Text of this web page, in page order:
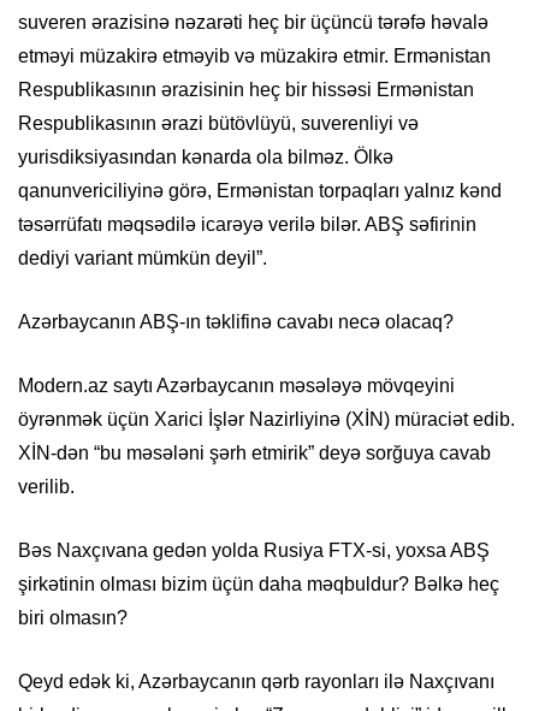
suveren ərazisinə nəzarəti heç bir üçüncü tərəfə həvalə
etməyi müzakirə etməyib və müzakirə etmir. Ermənistan
Respublikasının ərazisinin heç bir hissəsi Ermənistan
Respublikasının ərazi bütövlüyü, suverenliyi və
yurisdiksiyasından kənarda ola bilməz. Ölkə
qanunvericiliyinə görə, Ermənistan torpaqları yalnız kənd
təsərrüfatı məqsədilə icarəyə verilə bilər. ABŞ səfirinin
dediyi variant mümkün deyil”.
Azərbaycanın ABŞ-ın təklifinə cavabı necə olacaq?
Modern.az saytı Azərbaycanın məsələyə mövqeyini
öyrənmək üçün Xarici İşlər Nazirliyinə (XİN) müraciət edib.
XİN-dən “bu məsələni şərh etmirik” deyə sorğuya cavab
verilib.
Bəs Naxçıvana gedən yolda Rusiya FTX-si, yoxsa ABŞ
şirkətinin olması bizim üçün daha məqbuldur? Bəlkə heç
biri olmasın?
Qeyd edək ki, Azərbaycanın qərb rayonları ilə Naxçıvanı